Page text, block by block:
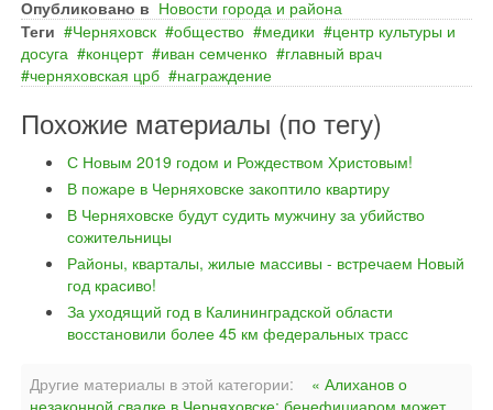
Опубликовано в Новости города и района
Теги
Черняховск общество медики
центр культуры и
досуга
концерт иван семченко
главный врач
черняховская црб
награждение
Похожие материалы (по тегу)
С Новым 2019 годом и Рождеством Христовым!
В пожаре в Черняховске закоптило квартиру
В Черняховске будут судить мужчину за убийство
сожительницы
Районы, кварталы, жилые массивы - встречаем Новый
год красиво!
За уходящий год в Калининградской области
восстановили более 45 км федеральных трасс
Другие материалы в этой категории:
« Алиханов о
незаконной свалке в Черняховске: бенефициаром может